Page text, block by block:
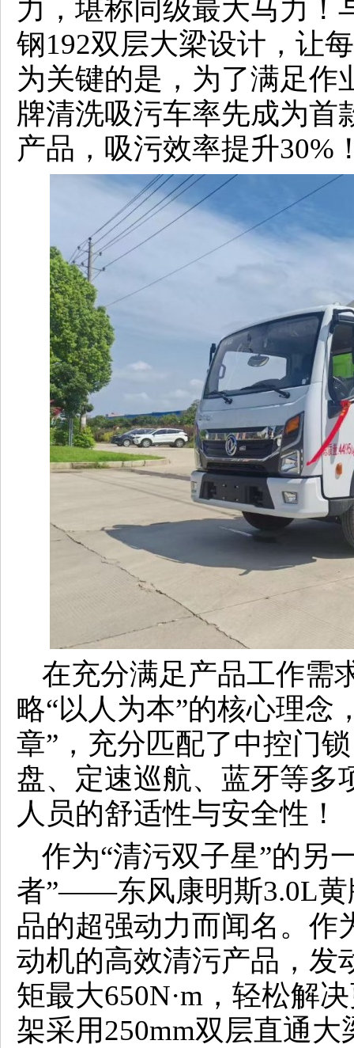
力，堪称同级最大马力！
钢192双层大梁设计，让
为关键的是，为了满足作
牌清洗吸污车率先成为首
产品，吸污效率提升30%
在充分满足产品工作需
略“以人为本”的核心理念
章”，充分匹配了中控门
盘、定速巡航、蓝牙等多
人员的舒适性与安全性！
作为“清污双子星”的另
者”——东风康明斯3.0L黄
品的超强动力而闻名。作
动机的高效清污产品，发
矩最大650N·m，轻松解
架采用250mm双层直通